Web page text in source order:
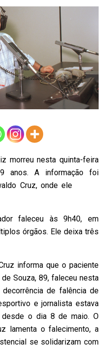
morreu nesta quinta-feira
anos. A informação foi
Cruz, onde ele
faleceu às 9h40, em
órgãos. Ele deixa três
informa que o paciente
Souza, 89, faleceu nesta
de falência de
e jornalista estava
desde o dia 8 de maio. O
lamenta o falecimento, a
se solidarizam com